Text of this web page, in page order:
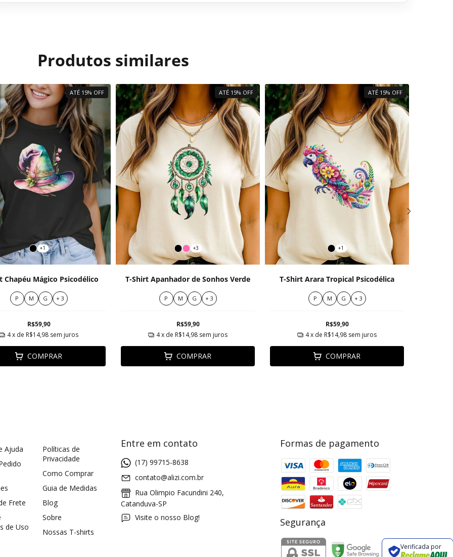
Produtos similares
ATÉ 15% OFF
+1
Chapéu Mágico Psicodélico
P M G + 3
R$59,90
4x de R$14,98 sem juros
COMPRAR
ATÉ 15% OFF
+3
T-Shirt Apanhador de Sonhos Verde
P M G + 3
R$59,90
4x de R$14,98 sem juros
COMPRAR
ATÉ 15% OFF
+1
T-Shirt Arara Tropical Psicodélica
P M G + 3
R$59,90
4x de R$14,98 sem juros
COMPRAR
Ajuda
Frete
de Uso
Políticas de
Privacidade
Como Comprar
Guia de Medidas
Blog
Sobre
Nossas T-shirts
Entre em contato
(17) 99715-8638
contato@alizi.com.br
Rua Olimpio Facundini 240,
Catanduva-SP
Visite o nosso Blog!
Formas de pagamento
Segurança
Verificada por